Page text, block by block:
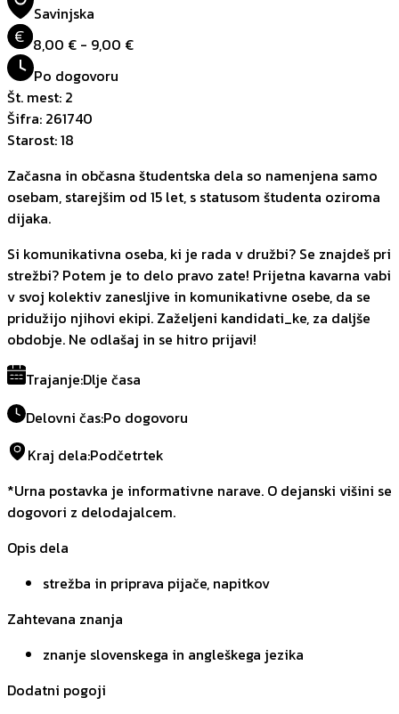
Savinjska
€ 8,00 € - 9,00 €
Po dogovoru
Št. mest: 2
Šifra: 261740
Starost:18
Začasna in občasna študentska dela so namenjena samo
osebam, starejšim od 15 let, s statusom študenta oziroma
dijaka.
Si komunikativna oseba, ki je rada v družbi? Se znajdeš pri
strežbi? Potem je to delo pravo zate! Prijetna kavarna vabi
v svoj kolektiv zanesljive in komunikativne osebe, da se
pridužijo njihovi ekipi. Zaželjeni kandidati_ke, za daljše
obdobje. Ne odlašaj in se hitro prijavi!
Trajanje:Dlje časa
Delovni čas:Po dogovoru
Kraj dela:Podčetrtek
*Urna postavka je informativne narave. O dejanski višini se
dogovori z delodajalcem.
Opis dela
strežba in priprava pijače, napitkov
Zahtevana znanja
znanje slovenskega in angleškega jezika
Dodatni pogoji